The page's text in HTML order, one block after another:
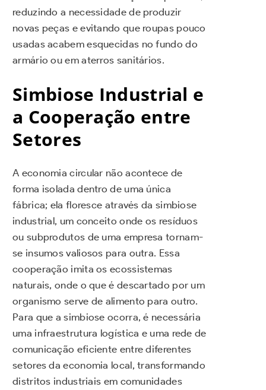
reduzindo a necessidade de produzir
novas peças e evitando que roupas pouco
usadas acabem esquecidas no fundo do
armário ou em aterros sanitários.
Simbiose Industrial e
a Cooperação entre
Setores
A economia circular não acontece de
forma isolada dentro de uma única
fábrica; ela floresce através da simbiose
industrial, um conceito onde os resíduos
ou subprodutos de uma empresa tornam-
se insumos valiosos para outra. Essa
cooperação imita os ecossistemas
naturais, onde o que é descartado por um
organismo serve de alimento para outro.
Para que a simbiose ocorra, é necessária
uma infraestrutura logística e uma rede de
comunicação eficiente entre diferentes
setores da economia local, transformando
distritos industriais em comunidades